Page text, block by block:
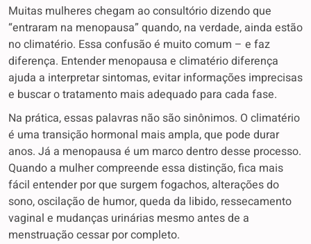
Muitas mulheres chegam ao consultório dizendo que
“entraram na menopausa” quando, na verdade, ainda estão
no climatério. Essa confusão é muito comum – e faz
diferença. Entender menopausa e climatério diferença
ajuda a interpretar sintomas, evitar informações imprecisas
e buscar o tratamento mais adequado para cada fase.
Na prática, essas palavras não são sinônimos. O climatério
é uma transição hormonal mais ampla, que pode durar
anos. Já a menopausa é um marco dentro desse processo.
Quando a mulher compreende essa distinção, fica mais
fácil entender por que surgem fogachos, alterações do
sono, oscilação de humor, queda da libido, ressecamento
vaginal e mudanças urinárias mesmo antes de a
menstruação cessar por completo.